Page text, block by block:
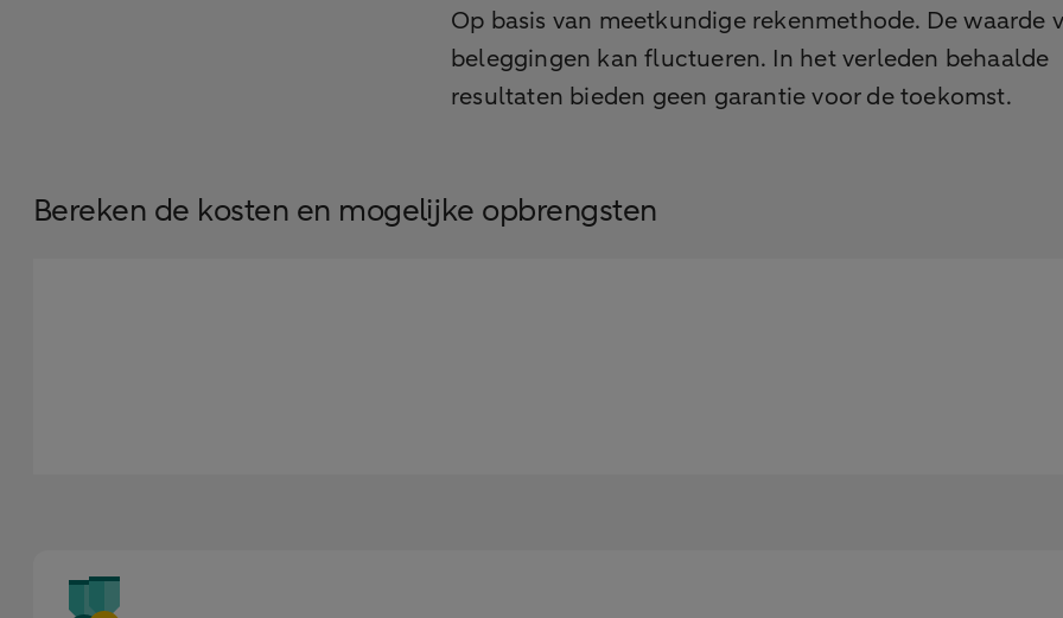
Op basis van meetkundige rekenmethode. De waarde
beleggingen kan fluctueren. In het verleden behaalde
resultaten bieden geen garantie voor de toekomst.
Bereken de kosten en mogelijke opbrengsten